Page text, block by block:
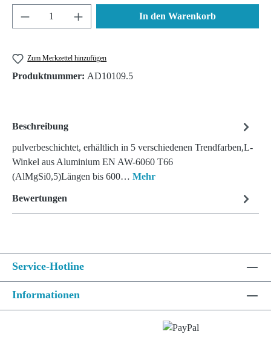
Produkt Anzahl: Gib den gewünschten Wert
In den Warenkorb
Zum Merkzettel hinzufügen
Produktnummer: AD10109.5
Beschreibung
pulverbeschichtet, erhältlich in 5 verschiedenen Trendfarben,L-
Winkel aus Aluminium EN AW-6060 T66
(AlMgSi0,5)Längen bis 600… Mehr
Bewertungen
Service-Hotline
Informationen